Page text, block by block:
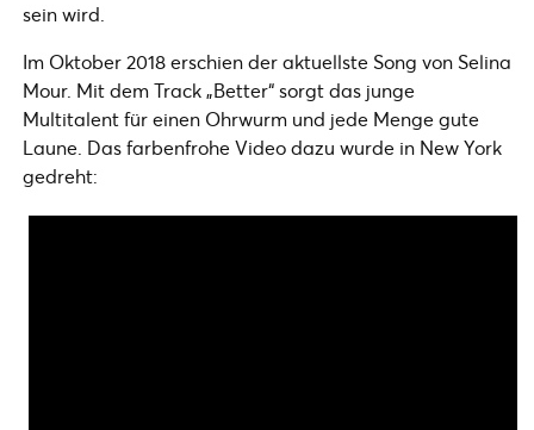
sein wird.
Im Oktober 2018 erschien der aktuellste Song von Selina
Mour. Mit dem Track „Better“ sorgt das junge
Multitalent für einen Ohrwurm und jede Menge gute
Laune. Das farbenfrohe Video dazu wurde in New York
gedreht: